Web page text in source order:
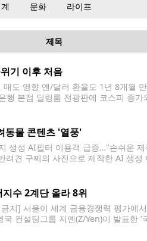
문화 라이프
제목
기 이후 처음
도 영향 엔/달러 환율도 1년 8개월 만
행 본점 딜링룸 전광판에 코스피 종
물 콘텐츠 '열풍'
생성 AI필터 이용객 급증…"손쉬운
견 구찌의 사진으로 제작한 AI 생성
수 2계단 올라 8위
지] 서울이 세계 금융경쟁력 평가에
컨설팅그룹 지옌(Z/Yen)이 발표한 '